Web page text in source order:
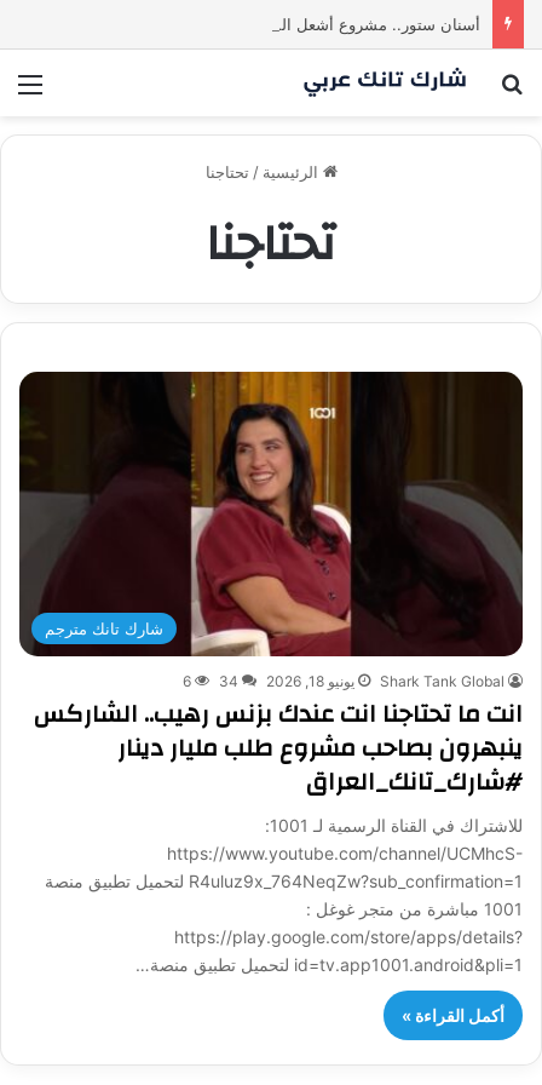
بحث عن
الرئيسية / تحتاجنا
تحتاجنا
شارك تانك مترجم
Shark Tank Global يونيو 18, 2026 34
6
انت ما تحتاجنا انت عندك بزنس رهيب.. الشاركس
ينبهرون بصاحب مشروع طلب مليار دينار
#شارك_تانك_العراق
للاشتراك في القناة الرسمية لـ 1001:
https://www.youtube.com/channel/UCMhcS-
R4uluz9x_764NeqZw?sub_confirmation=1 لتحميل تطبيق منصة
1001 مباشرة من متجر غوغل :
https://play.google.com/store/apps/details?
id=tv.app1001.android&pli=1 لتحميل تطبيق منصة…
أكمل القراءة »